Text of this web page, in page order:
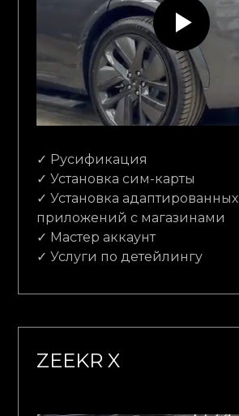
✓ Русификация
✓ Установка сим-карты
✓ Установка адаптированных
приложений с магазинами
✓ Мастер аккаунт
✓ Услуги по детейлингу
ZEEKR X